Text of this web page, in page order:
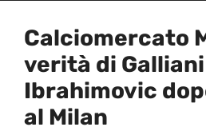
Calciomercato
verità di
Ibrahimovic
al Milan